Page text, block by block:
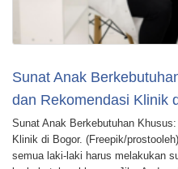
Sunat Anak
dan Rekomendasi Klinik
Sunat Anak Berkebutuhan
Klinik di Bogor. (Freepik/
semua laki-laki harus melakukan